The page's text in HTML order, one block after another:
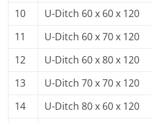
10 U-Ditch 60 x 60 x 120
11
U-Ditch 60 x 70 x 120
12
U-Ditch 60 x 80 x 120
13
U-Ditch 70 x 70 x 120
14
U-Ditch 80 x 60 x 120